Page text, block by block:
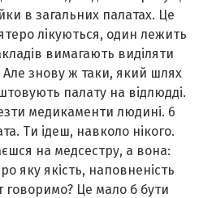
в загальних палатах. Це
лікуються, один лежить
вимагають виділяти
Але знову ж таки, який шлях
палату на відлюдді.
медикаменти людині. 6
Ти ідеш, навколо нікого.
на медсестру, а вона:
яку якість, наповненість
говоримо? Це мало б бути